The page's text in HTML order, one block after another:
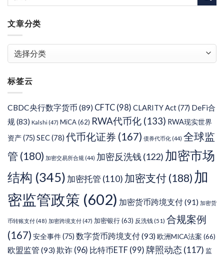
文章分类
章
类
标签云
CBDC央行数字货币 (89) CFTC (98) CLARITY Act(77) DeFi合
规(83) Kalshi (47) MiCA(62) RWA代币化 (133) RWA现实世界
资产(75) SEC(78) 代币化证券 (167) 债券代币化 (44) 全球监
管 (180) 加密交易所合规 (44) 加密反洗钱 (122) 加密市场
结构 (345) 加密托管 (110) 加密支付 (188) 加
密监管政策 (602) 加密货币跨境支付(91) 加密货
币转账支付 (48) 加密跨境支付 (47) 加密银行(63) 反洗钱(51) 合规案例
(167) 安全事件(75) 数字货币跨境支付(93)欧洲MICA法案 (66)
欧盟监管 (93)欺诈 (96) 比特币ETF (99) 牌照动态 (117) 监